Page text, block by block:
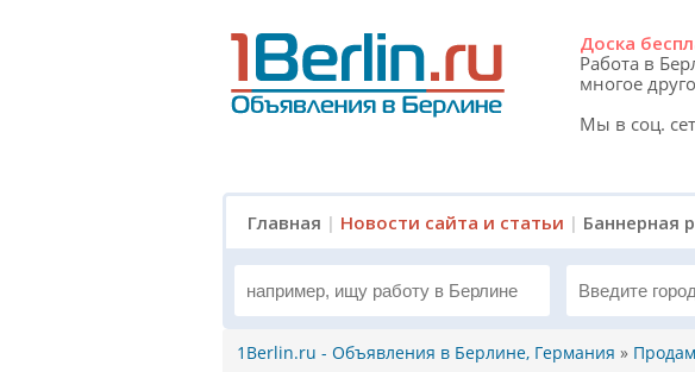
Доска
Работа в
многое
Мы в соц.
Главная | Новости сайта и статьи | Баннерная
1Berlin.ru - Объявления в Берлине, Германия »